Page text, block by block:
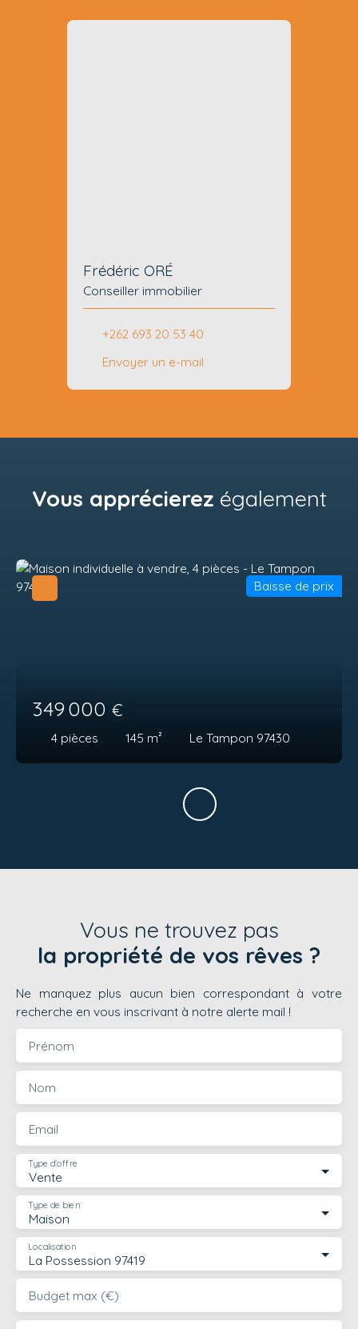
Frédéric ORÉ
Conseiller immobilier
+262 693 20 53 40
Envoyer un e-mail
Vous apprécierez également
349 000 €
4 pièces 145 m² Le Tampon 97430
Baisse de prix
Vous ne trouvez pas
la propriété de vos rêves ?
Ne manquez plus aucun bien correspondant à votre
recherche en vous inscrivant à notre alerte mail !
Prénom
Nom
Email
Vente
Type d'offre
Maison
Type de bien
La Possession 97419
Localisation
Budget max (€)